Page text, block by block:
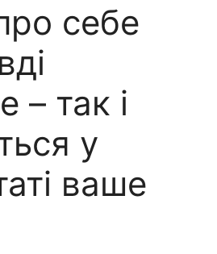
себе
– так і
у
ваше